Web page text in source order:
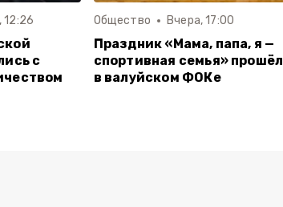
12:26
с
Общество Вчера, 17:00
Праздник «Мама, папа, я —
спортивная семья» прошёл
в валуйском ФОКе